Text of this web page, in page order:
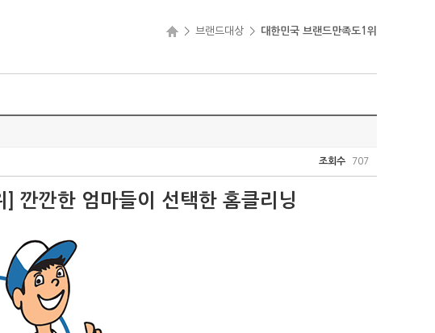
> 브랜드대상 > 대한민국 브랜드만족도1위
조회수 707
깐깐한 엄마들이 선택한 홈클리닝